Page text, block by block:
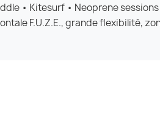
• Kitesurf • Neoprene
F.U.Z.E., grande flexibilité,